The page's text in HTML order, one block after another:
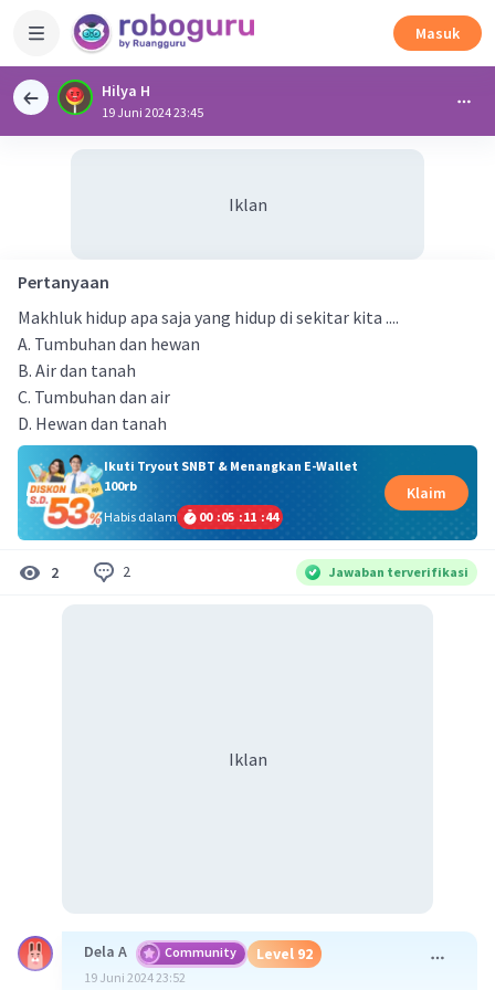
Masuk
Hilya H
19 Juni 2024 23:45
Iklan
Pertanyaan
Makhluk hidup apa saja yang hidup di sekitar kita ....
A. Tumbuhan dan hewan
B. Air dan tanah
C. Tumbuhan dan air
D. Hewan dan tanah
Ikuti Tryout SNBT & Menangkan E-Wallet
100rb
Habis dalam
00 :05 :11 :43
Klaim
2 2 Jawaban terverifikasi
Iklan
Dela A Community Level 92
19 Juni 2024 23:52